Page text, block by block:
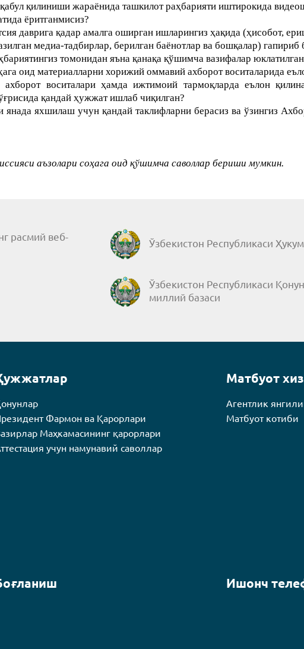
қилиниши жараёнида ташкилот раҳбарияти иштирокида
ёритганмисиз?
даврига қадар амалга оширган ишларингиз ҳақида (ҳисобот,
медиа-тадбирлар, берилган баёнотлар ва бошқалар) гапириб
томонидан яъна қанақа қўшимча вазифалар
оид материалларни хорижий оммавий ахборот воситаларида
воситалари ҳамда ижтимоий тармоқларда еълон
қандай ҳужжат ишлаб чиқилган?
яхшилаш учун қандай таклифларни берасиз ва ўзингиз
аъзолари соҳага оид қўшимча саволлар бериши мумкин.
расмий веб-
Ўзбекистон Республикаси
Ўзбекистон Республикаси
миллий базаси
Фармон ва Қарорлари
Маҳкамасининг қарорлари
учун намунавий саволлар
Матбуот
Агентлик
Матбуот котиби
Ишонч